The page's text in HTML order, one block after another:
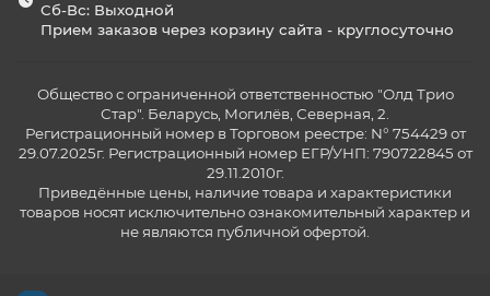
Сб-Вс: Выходной
Прием заказов через корзину сайта - круглосуточно
Общество с ограниченной ответственностью "Олд Трио
Стар". Беларусь, Могилёв, Северная, 2.
Регистрационный номер в Торговом реестре: N° 754429 от
29.07.2025г. Регистрационный номер ЕГР/УНП: 790722845 от
29.11.2010г.
Приведённые цены, наличие товара и характеристики
товаров носят исключительно ознакомительный характер и
не являются публичной офертой.